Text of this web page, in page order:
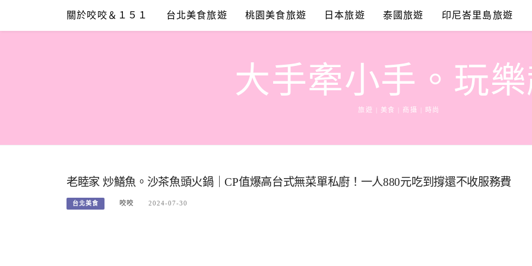
content
關於咬咬＆１５１ 台北美食旅遊 桃園美食旅遊 日本旅遊 泰國旅遊 印尼峇里島旅遊
大手牽小手。玩
旅遊 | 美食 | 商攝 | 時尚
老睦家 炒鱔魚。沙茶魚頭火鍋｜CP值爆高台式無菜單私廚！一人880元吃到撐還不收服務費
台北美食 咬咬 2024-07-30